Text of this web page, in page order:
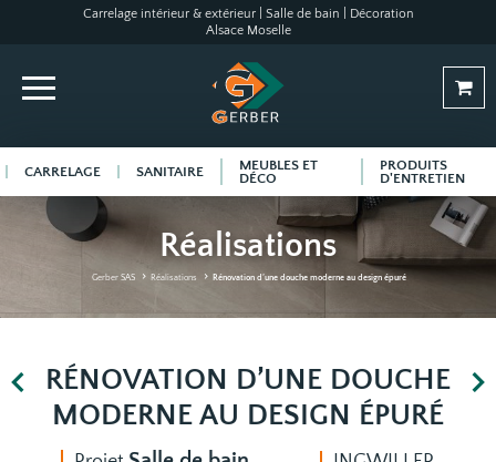
Carrelage intérieur & extérieur | Salle de bain | Décoration
Alsace Moselle
CARRELAGE SANITAIRE
MEUBLES ET
DÉCO
PRODUITS
D'ENTRETIEN
Réalisations
Gerber SAS Réalisations Rénovation d’une douche moderne au design épuré
RÉNOVATION D’UNE DOUCHE
MODERNE AU DESIGN ÉPURÉ